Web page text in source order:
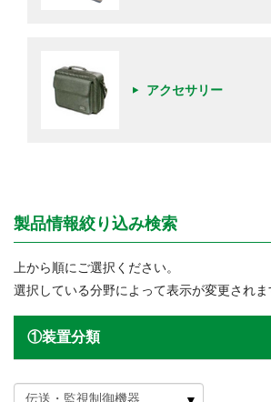
アクセサリー
製品情報絞り込み検索
上から順にご選択ください。
選択している分野によって表示が変更されま
①装置分類